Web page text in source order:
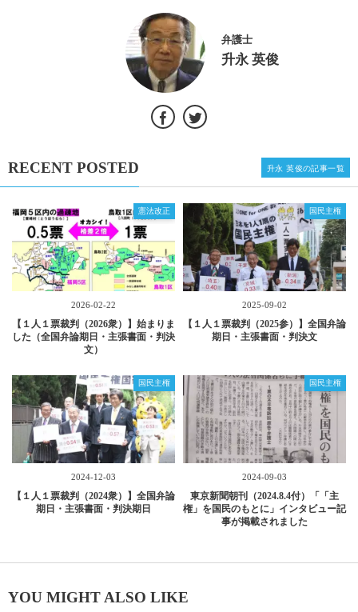
弁護士
升永 英俊
RECENT POSTED
2026-02-22
憲法改正
【１人１票裁判（2026衆）】始まりま
した（全国弁論期日・主張書面・判決
文）
2025-09-02
国民主権
【１人１票裁判（2025参）】全国弁論
期日・主張書面・判決文
2024-12-03
国民主権
【１人１票裁判（2024衆）】全国弁論
期日・主張書面・判決期日
2024-09-03
国民主権
東京新聞朝刊（2024.8.4付）「「主
権」を国民のもとに」インタビュー記
事が掲載されました
升永 英俊の記事一覧
YOU MIGHT ALSO LIKE